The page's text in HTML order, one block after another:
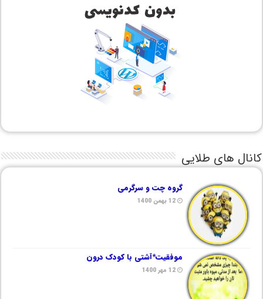
کانال های طلایی
گروه چت و سرگرمی
12 بهمن 1400
موفقیت*آشتی با کودک درون
12 مهر 1400